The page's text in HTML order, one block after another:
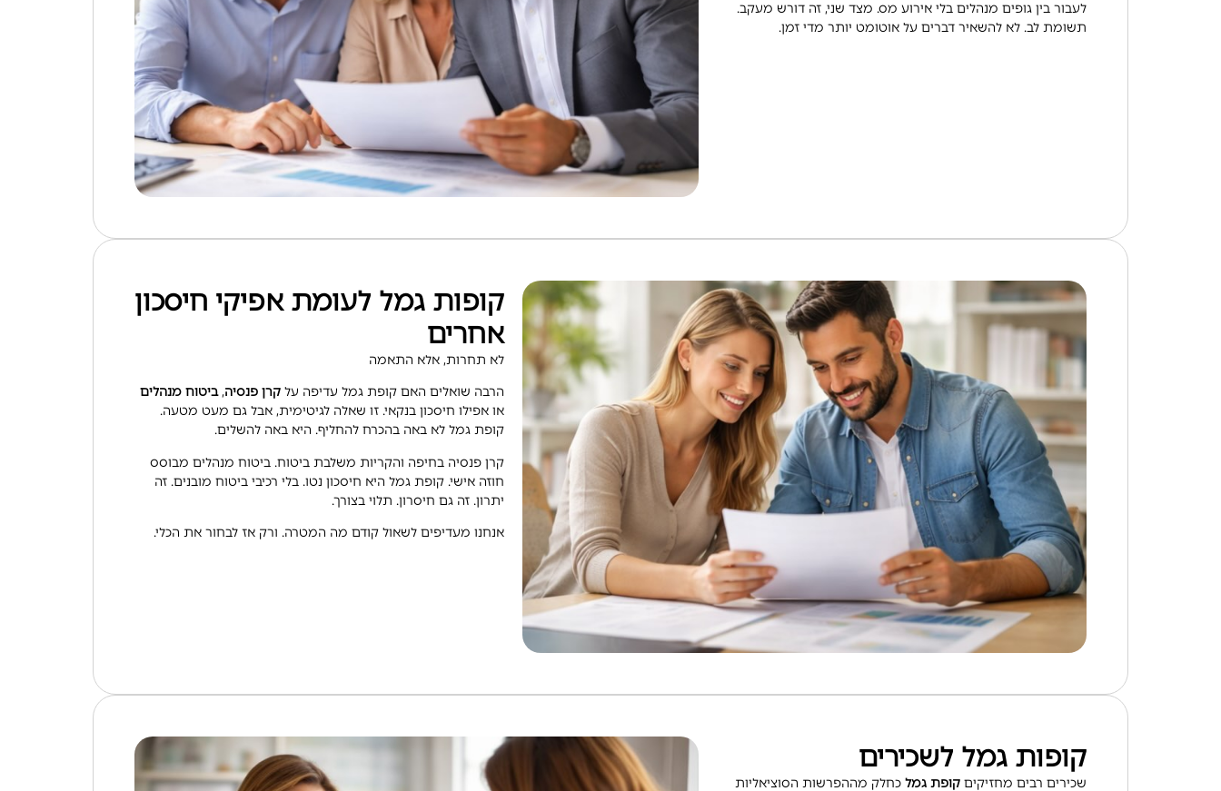
לעבור בין גופים מנהלים בלי אירוע מס. מצד שני, זה דורש מעקב.
תשומת לב. לא להשאיר דברים על אוטומט יותר מדי זמן.
קופות גמל לעומת אפיקי חיסכון
אחרים
לא תחרות, אלא התאמה
הרבה שואלים האם קופת גמל עדיפה על קרן פנסיה,ביטוח מנהלים
או אפילו חיסכון בנקאי. זו שאלה לגיטימית, אבל גם מעט מטעה.
קופת גמל לא באה בהכרח להחליף. היא באה להשלים.
קרן פנסיה בחיפה והקריות משלבת ביטוח. ביטוח מנהלים מבוסס
חוזה אישי. קופת גמל היא חיסכון נטו. בלי רכיבי ביטוח מובנים. זה
יתרון. זה גם חיסרון. תלוי בצורך.
אנחנו מעדיפים לשאול קודם מה המטרה. ורק אז לבחור את הכלי.
קופות גמל לשכירים
שכירים רבים מחזיקים קופת גמל כחלק מההפרשות הסוציאליות